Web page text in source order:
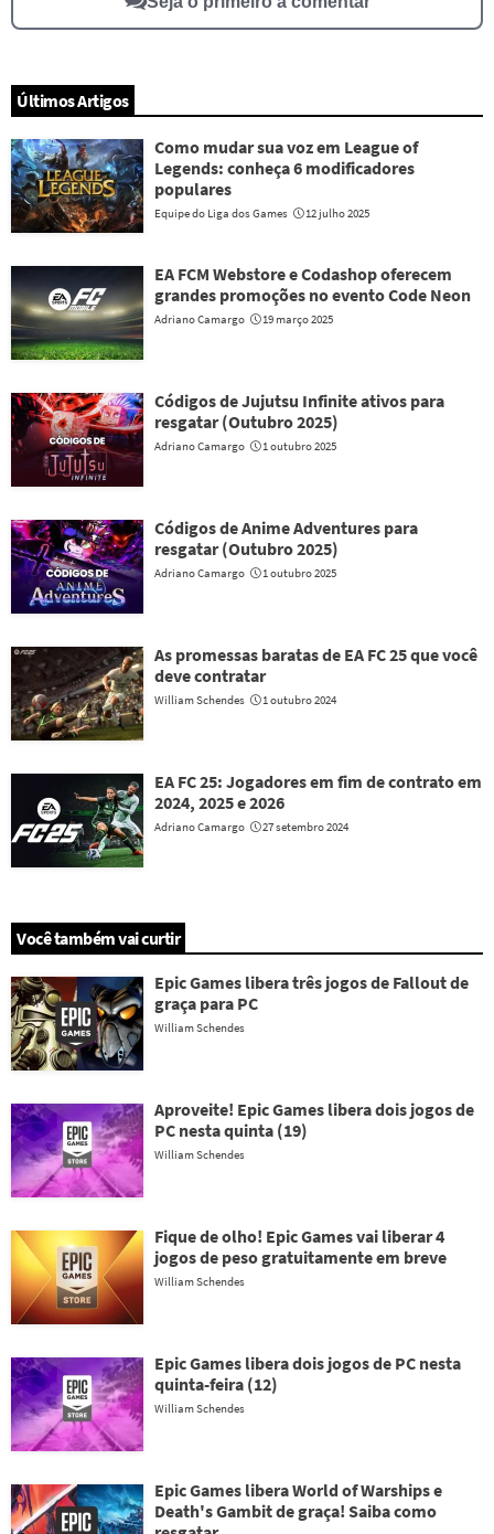
Últimos Artigos
Como mudar sua voz em League of
Legends: conheça 6 modificadores
populares
Equipe do Liga dos Games 12 julho 2025
EA FCM Webstore e Codashop oferecem
grandes promoções no evento Code Neon
Adriano Camargo 19 março 2025
Códigos de Jujutsu Infinite ativos para
resgatar (Outubro 2025)
Adriano Camargo 1 outubro 2025
Códigos de Anime Adventures para
resgatar (Outubro 2025)
Adriano Camargo 1 outubro 2025
As promessas baratas de EA FC 25 que você
deve contratar
William Schendes 1 outubro 2024
EA FC 25: Jogadores em fim de contrato em
2024, 2025 e 2026
Adriano Camargo 27 setembro 2024
Você também vai curtir
Epic Games libera três jogos de Fallout de
graça para PC
William Schendes
Aproveite! Epic Games libera dois jogos de
PC nesta quinta (19)
William Schendes
Fique de olho! Epic Games vai liberar 4
jogos de peso gratuitamente em breve
William Schendes
Epic Games libera dois jogos de PC nesta
quinta-feira (12)
William Schendes
Epic Games libera World of Warships e
Death's Gambit de graça! Saiba como